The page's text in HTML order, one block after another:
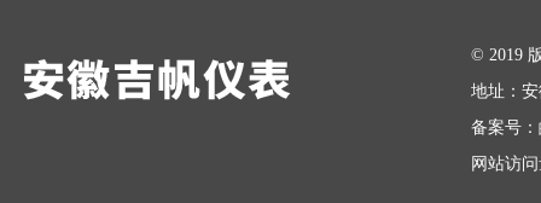
© 2019
地址：
备案号：
网站访